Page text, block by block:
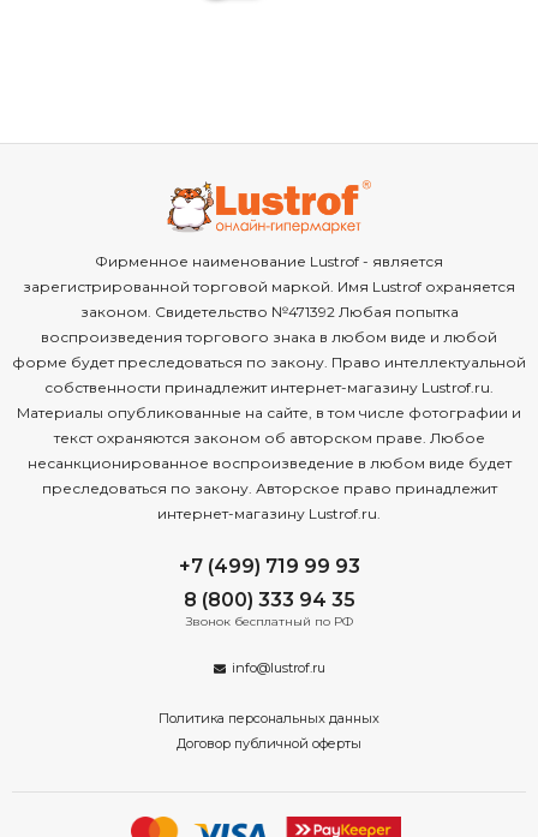
Фирменное наименование Lustrof - является
зарегистрированной торговой маркой. Имя Lustrof охраняется
законом. Свидетельство №471392 Любая попытка
воспроизведения торгового знака в любом виде и любой
форме будет преследоваться по закону. Право интеллектуальной
собственности принадлежит интернет-магазину Lustrof.ru.
Материалы опубликованные на сайте, в том числе фотографии и
текст охраняются законом об авторском праве. Любое
несанкционированное воспроизведение в любом виде будет
преследоваться по закону. Авторское право принадлежит
интернет-магазину Lustrof.ru.
+7 (499) 719 99 93
8 (800) 333 94 35
Звонок бесплатный по РФ
info@lustrof.ru
Политика персональных данных
Договор публичной оферты